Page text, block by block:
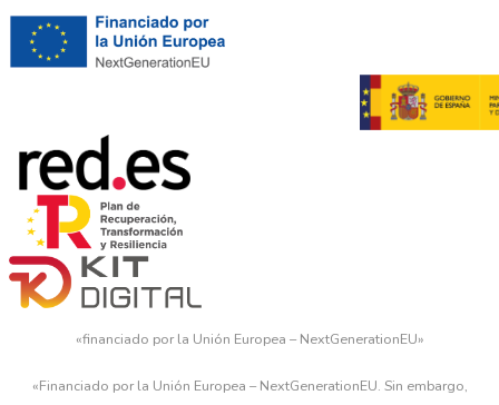
«financiado por la Unión Europea – NextGenerationEU»
«Financiado por la Unión Europea – NextGenerationEU. Sin embargo,